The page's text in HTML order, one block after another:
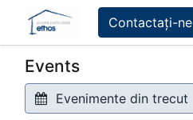
Contactați-ne
Events
Evenimente din trecut